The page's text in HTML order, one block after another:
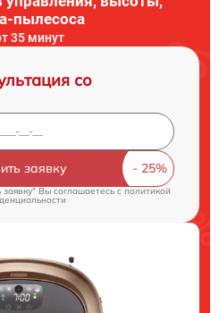
пылесоса
35 минут
со
заявку
Вы соглашаетесь cполитикой